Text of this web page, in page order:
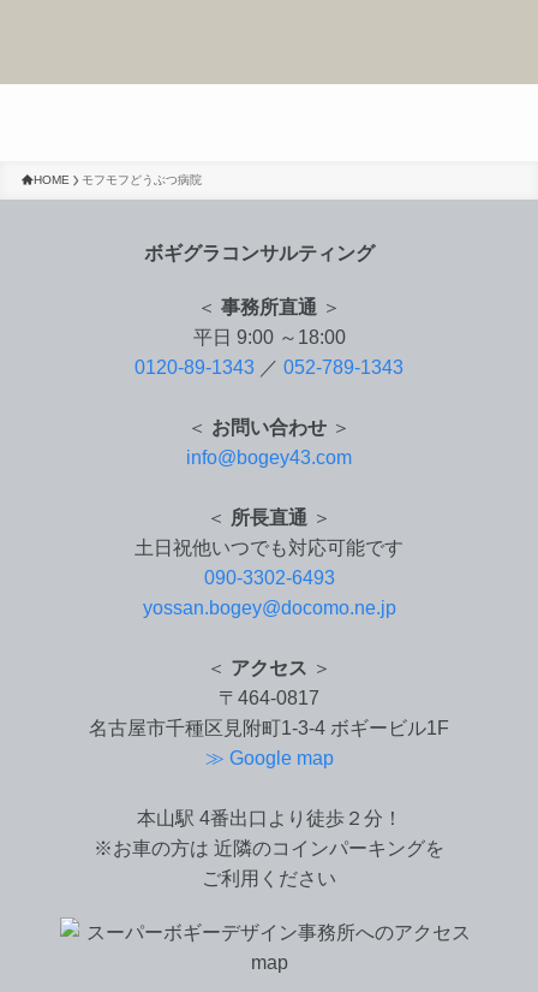
HOME モフモフどうぶつ病院
ボギグラコンサルティング
＜ 事務所直通 ＞
平日 9:00 ～18:00
0120-89-1343 ／ 052-789-1343
＜ お問い合わせ ＞
info@bogey43.com
＜ 所長直通 ＞
土日祝他いつでも対応可能です
090-3302-6493
yossan.bogey@docomo.ne.jp
＜ アクセス ＞
〒464-0817
名古屋市千種区見附町1-3-4 ボギービル1F
≫ Google map
本山駅 4番出口より徒歩２分！
※お車の方は 近隣のコインパーキングを
ご利用ください